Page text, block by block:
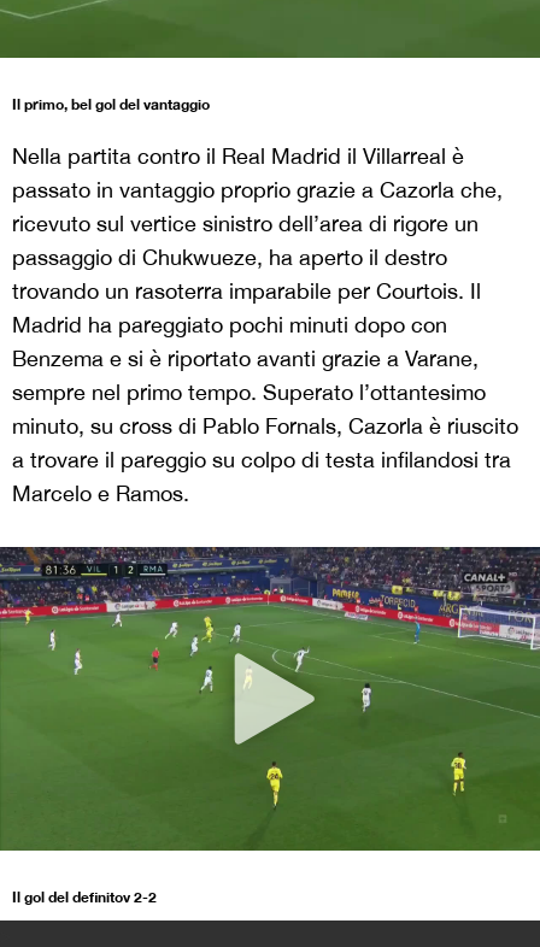
Il primo, bel gol del vantaggio
Nella partita contro il Real Madrid il Villarreal è
passato in vantaggio proprio grazie a Cazorla che,
ricevuto sul vertice sinistro dell’area di rigore un
passaggio di Chukwueze, ha aperto il destro
trovando un rasoterra imparabile per Courtois. Il
Madrid ha pareggiato pochi minuti dopo con
Benzema e si è riportato avanti grazie a Varane,
sempre nel primo tempo. Superato l’ottantesimo
minuto, su cross di Pablo Fornals, Cazorla è riuscito
a trovare il pareggio su colpo di testa infilandosi tra
Marcelo e Ramos.
Il gol del definitov 2-2